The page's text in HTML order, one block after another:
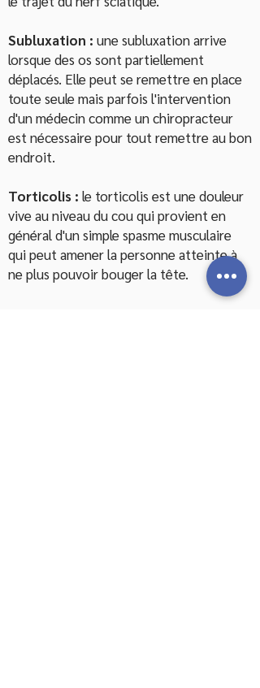
Subluxation : une subluxation arrive
lorsque des os sont partiellement
déplacés. Elle peut se remettre en place
toute seule mais parfois l'intervention
d'un médecin comme un chiropracteur
est nécessaire pour tout remettre au bon
endroit.
Torticolis : le torticolis est une douleur
vive au niveau du cou qui provient en
général d'un simple spasme musculaire
qui peut amener la personne atteinte à
ne plus pouvoir bouger la tête.